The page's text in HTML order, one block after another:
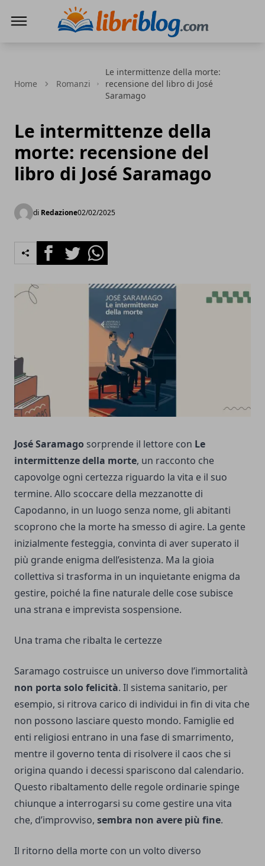
Home Romanzi
Le intermittenze della morte:
recensione del libro di José
Saramago
Le intermittenze della
morte: recensione del
libro di José Saramago
di Redazione02/02/2025
FacebookTwitterWhatsapp
José Saramago sorprende il lettore con Le
intermittenze della morte, un racconto che
capovolge ogni certezza riguardo la vita e il suo
termine. Allo scoccare della mezzanotte di
Capodanno, in un luogo senza nome, gli abitanti
scoprono che la morte ha smesso di agire. La gente
inizialmente festeggia, convinta di aver superato il
più grande enigma dell’esistenza. Ma la gioia
collettiva si trasforma in un inquietante enigma da
gestire, poiché la fine naturale delle cose subisce
una strana e imprevista sospensione.
Una trama che ribalta le certezze
Saramago costruisce un universo dove l’immortalità
non porta solo felicità. Il sistema sanitario, per
esempio, si ritrova carico di individui in fin di vita che
non possono lasciare questo mondo. Famiglie ed
enti religiosi entrano in una fase di smarrimento,
mentre il governo tenta di risolvere il caos che si
origina quando i decessi spariscono dal calendario.
Questo ribaltamento delle regole ordinarie spinge
chiunque a interrogarsi su come gestire una vita
che, d’improvviso, sembra non avere più fine.
Il ritorno della morte con un volto diverso